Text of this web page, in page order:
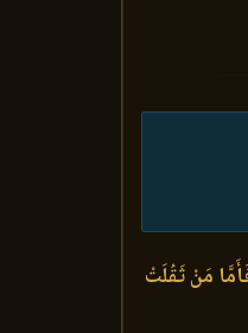
مَنْ ثَقُلَتْ